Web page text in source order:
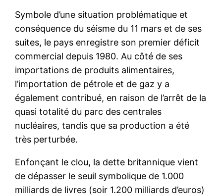
Symbole d’une situation problématique et
conséquence du séisme du 11 mars et de ses
suites, le pays enregistre son premier déficit
commercial depuis 1980. Au côté de ses
importations de produits alimentaires,
l’importation de pétrole et de gaz y a
également contribué, en raison de l’arrêt de la
quasi totalité du parc des centrales
nucléaires, tandis que sa production a été
très perturbée.
Enfonçant le clou, la dette britannique vient
de dépasser le seuil symbolique de 1.000
milliards de livres (soir 1.200 milliards d’euros)